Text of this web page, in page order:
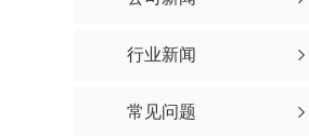
行业新闻
常见问题